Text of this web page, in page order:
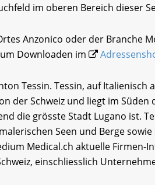
im oberen Bereich dieser
Anzonico oder der Branche
Downloaden im
Tessin. Tessin, auf Italienisch
der Schweiz und liegt im Süden
die grösste Stadt Lugano ist.
Seen und Berge
Medical.ch aktuelle Firmen-
einschliesslich